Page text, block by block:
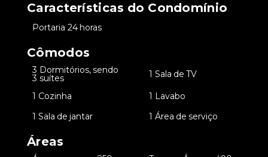
Características do Condomínio
Portaria 24 horas
Cômodos
3 Dormitórios, sendo
3 suítes 1 Sala de TV
1 Cozinha
1 Lavabo
1 Sala de jantar 1 Área de serviço
Áreas